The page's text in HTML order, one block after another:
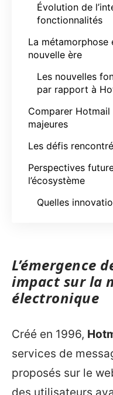
Évolution de
fonctionnalités
La métamorphose
nouvelle ère
Les nouvelles
par rapport à
Comparer
majeures
Les défis
Perspectives
l’écosystème
Quelles
L’émergence
impact sur la
électronique
Créé en 1996,
services de
proposés sur le
des utilisateurs